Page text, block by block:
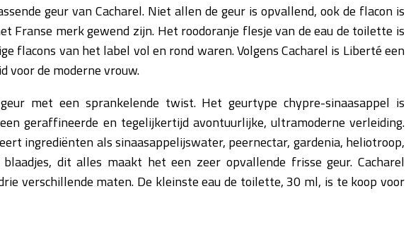
geur van Cacharel. Niet allen de geur is opvallend, ook de flacon is
Franse merk gewend zijn. Het roodoranje flesje van de eau de toilette is
flacons van het label vol en rond waren. Volgens Cacharel is Liberté een
voor de moderne vrouw.
met een sprankelende twist. Het geurtype chypre-sinaasappel is
geraffineerde en tegelijkertijd avontuurlijke, ultramoderne verleiding.
ingrediënten als sinaasappelijswater, peernectar, gardenia, heliotroop,
dit alles maakt het een zeer opvallende frisse geur. Cacharel
verschillende maten. De kleinste eau de toilette, 30 ml, is te koop voor